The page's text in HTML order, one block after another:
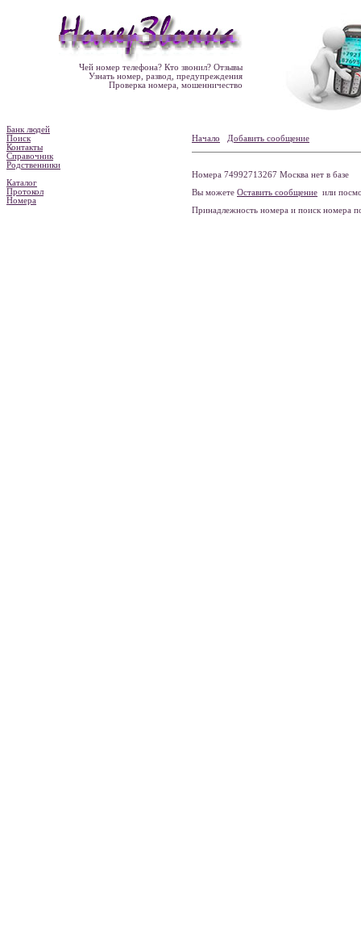
Чей номер телефона? Кто звонил? Отзывы
Узнать номер, развод, предупреждения
Проверка номера, мошенничество
Банк людей
Поиск
Контакты
Справочник
Родственники
Каталог
Протокол
Номера
Начало Добавить сообщение
Номера 74992713267 Москва нет в базе
Вы можете Оставить сообщение или
Принадлежность номера и поиск номера